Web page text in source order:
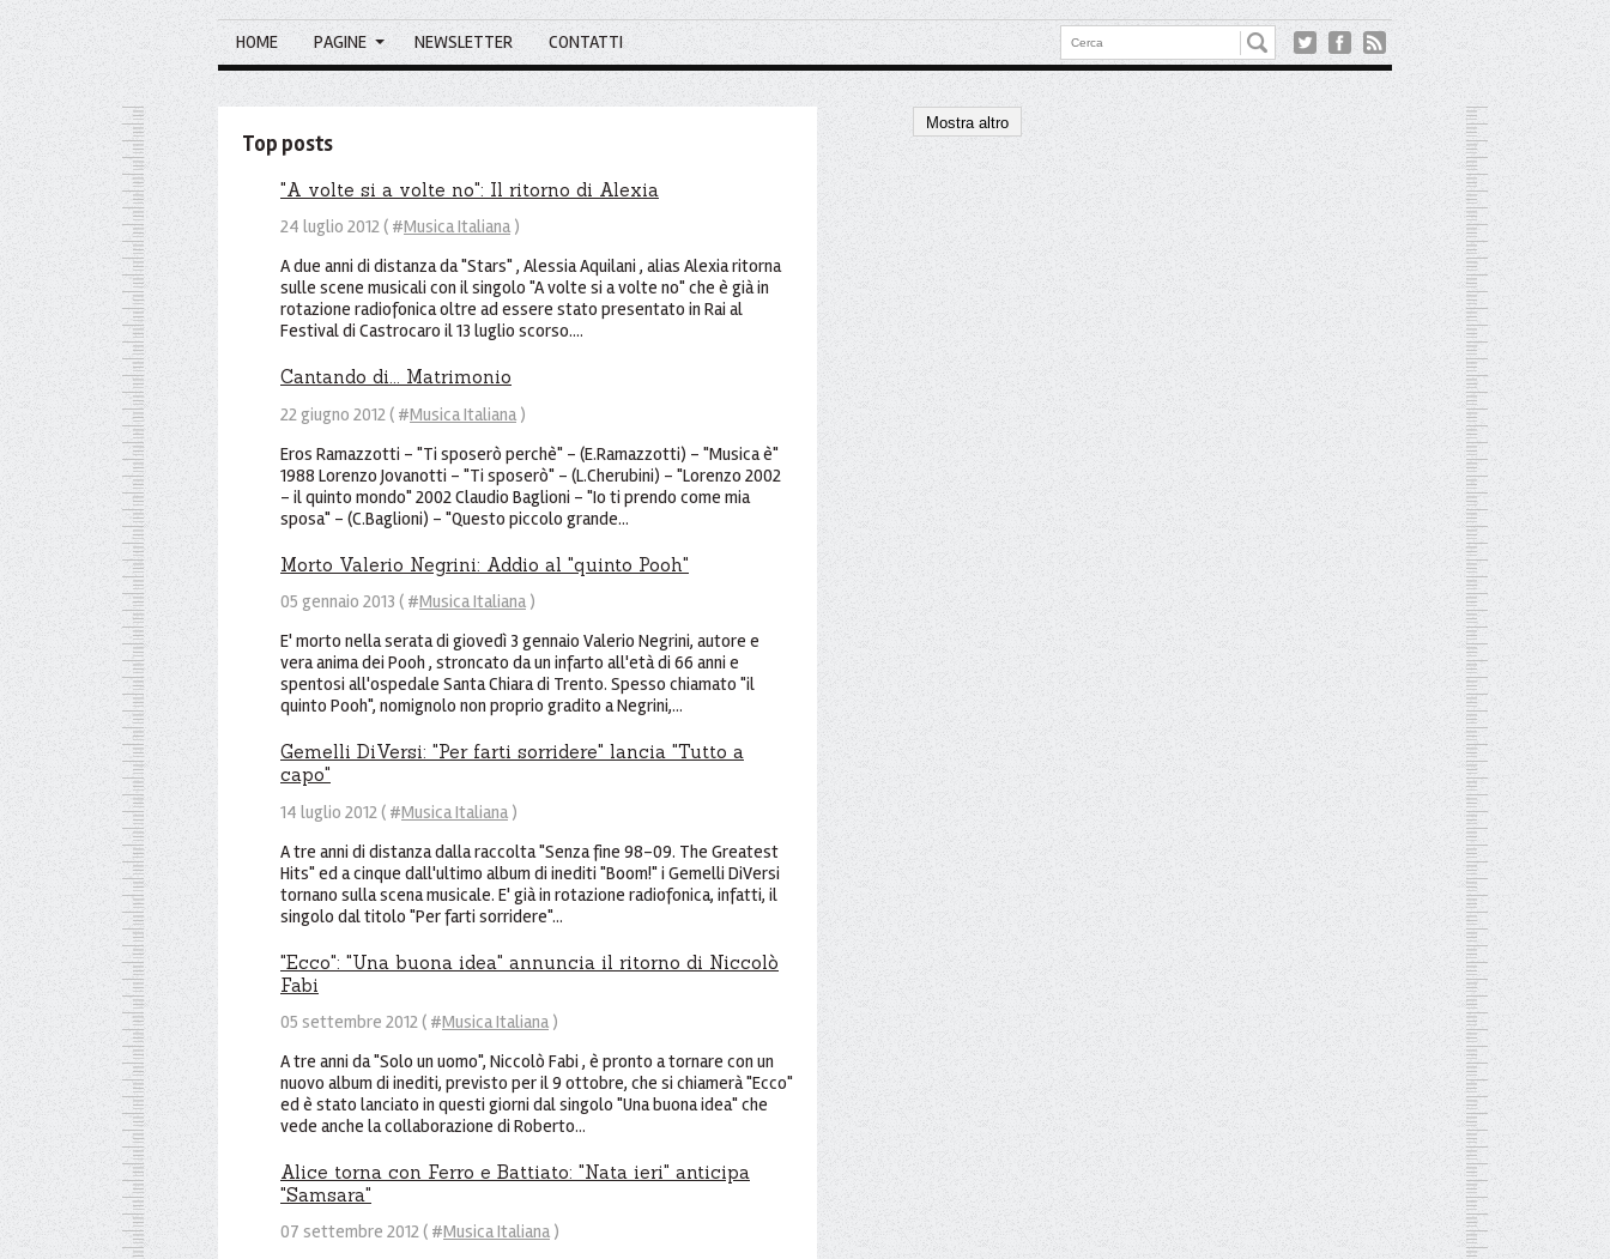
HOME PAGINE NEWSLETTER CONTATTI
Top posts
"A volte si a volte no": Il ritorno di Alexia
24 luglio 2012 ( #Musica Italiana )
A due anni di distanza da "Stars" , Alessia Aquilani , alias Alexia ritorna
sulle scene musicali con il singolo "A volte si a volte no" che è già in
rotazione radiofonica oltre ad essere stato presentato in Rai al
Festival di Castrocaro il 13 luglio scorso....
Cantando di... Matrimonio
22 giugno 2012 ( #Musica Italiana )
Eros Ramazzotti - "Ti sposerò perchè" - (E.Ramazzotti) - "Musica è"
1988 Lorenzo Jovanotti - "Ti sposerò" - (L.Cherubini) - "Lorenzo 2002
- il quinto mondo" 2002 Claudio Baglioni - "Io ti prendo come mia
sposa" - (C.Baglioni) - "Questo piccolo grande...
Morto Valerio Negrini: Addio al "quinto Pooh"
05 gennaio 2013 ( #Musica Italiana )
E' morto nella serata di giovedì 3 gennaio Valerio Negrini, autore e
vera anima dei Pooh , stroncato da un infarto all'età di 66 anni e
spentosi all'ospedale Santa Chiara di Trento. Spesso chiamato "il
quinto Pooh", nomignolo non proprio gradito a Negrini,...
Gemelli DiVersi: "Per farti sorridere" lancia "Tutto a
capo"
14 luglio 2012 ( #Musica Italiana )
A tre anni di distanza dalla raccolta "Senza fine 98-09. The Greatest
Hits" ed a cinque dall'ultimo album di inediti "Boom!" i Gemelli DiVersi
tornano sulla scena musicale. E' già in rotazione radiofonica, infatti, il
singolo dal titolo "Per farti sorridere"...
"Ecco": "Una buona idea" annuncia il ritorno di Niccolò
Fabi
05 settembre 2012 ( #Musica Italiana )
A tre anni da "Solo un uomo", Niccolò Fabi , è pronto a tornare con un
nuovo album di inediti, previsto per il 9 ottobre, che si chiamerà "Ecco"
ed è stato lanciato in questi giorni dal singolo "Una buona idea" che
vede anche la collaborazione di Roberto...
Alice torna con Ferro e Battiato: "Nata ieri" anticipa
"Samsara"
07 settembre 2012 ( #Musica Italiana )
Mostra altro